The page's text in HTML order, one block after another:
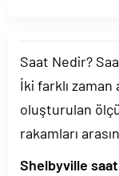
Saat Nedir?
İki farklı zaman
oluşturulan
rakamları
Shelbyville